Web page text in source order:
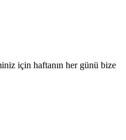
için haftanın her günü bize